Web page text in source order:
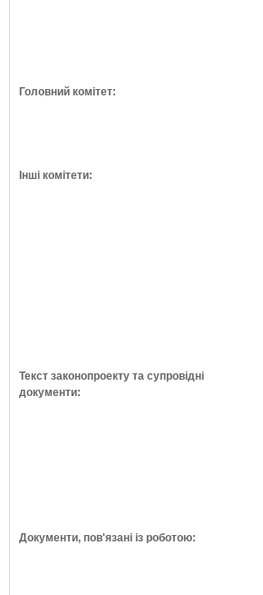
Головний комітет:
Інші комітети:
Текст законопроекту та супровідні
документи:
Документи, пов'язані із роботою: